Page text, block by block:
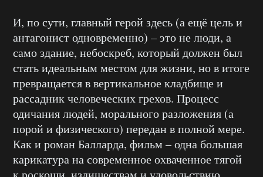
И, по сути, главный герой здесь (а ещё цель и
антагонист одновременно) – это не люди, а
само здание, небоскреб, который должен был
стать идеальным местом для жизни, но в итоге
превращается в вертикальное кладбище и
рассадник человеческих грехов. Процесс
одичания людей, морального разложения (а
порой и физического) передан в полной мере.
Как и роман Балларда, фильм – одна большая
карикатура на современное охваченное тягой